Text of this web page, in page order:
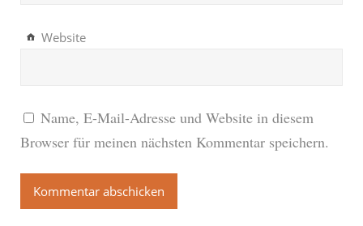
Website
Name, E-Mail-Adresse und Website in diesem
Browser für meinen nächsten Kommentar speichern.